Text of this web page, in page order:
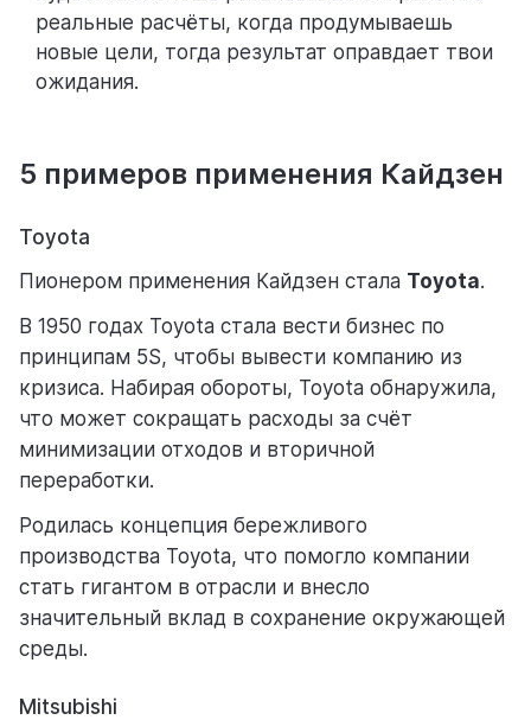
реальные расчёты, когда продумываешь
новые цели, тогда результат оправдает твои
ожидания.
5 примеров применения Кайдзен
Toyota
Пионером применения Кайдзен стала Toyota.
В 1950 годах Toyota стала вести бизнес по
принципам 5S, чтобы вывести компанию из
кризиса. Набирая обороты, Toyota обнаружила,
что может сокращать расходы за счёт
минимизации отходов и вторичной
переработки.
Родилась концепция бережливого
производства Toyota, что помогло компании
стать гигантом в отрасли и внесло
значительный вклад в сохранение окружающей
среды.
Mitsubishi